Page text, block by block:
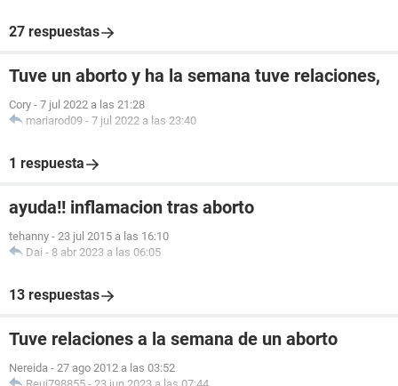
27 respuestas
Tuve un aborto y ha la semana tuve relaciones,
Cory - 7 jul 2022 a las 21:28
mariarod09 - 7 jul 2022 a las 23:40
1 respuesta
ayuda!! inflamacion tras aborto
tehanny - 23 jul 2015 a las 16:10
Dai - 8 abr 2023 a las 06:05
13 respuestas
Tuve relaciones a la semana de un aborto
Nereida - 27 ago 2012 a las 03:52